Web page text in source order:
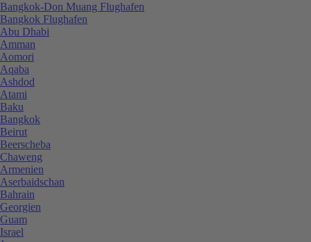
Bangkok-Don Muang Flughafen
Bangkok Flughafen
Abu Dhabi
Amman
Aomori
Aqaba
Ashdod
Atami
Baku
Bangkok
Beirut
Beerscheba
Chaweng
Armenien
Aserbaidschan
Bahrain
Georgien
Guam
Israel